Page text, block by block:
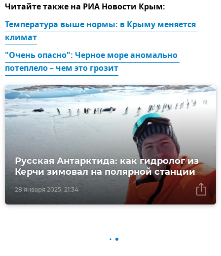
Читайте также на РИА Новости Крым:
Температура выше нормы: в Крыму меняется
климат
"Очень опасно": Черное море аномально
потеплело – чем это грозит
28 января 2025, 21:34
Русская Антарктида: как гидролог из
Керчи зимовал на полярной станции